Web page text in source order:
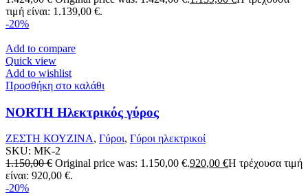
τιμή είναι: 1.139,00 €.
-20%
Add to compare
Quick view
Add to wishlist
Προσθήκη στο καλάθι
NORTH Ηλεκτρικός γύρος
ΖΕΣΤΗ ΚΟΥΖΙΝΑ, Γύροι, Γύροι ηλεκτρικοί
SKU: MK-2
1.150,00€ Original price was: 1.150,00 €.920,00 €Η τρέχουσα τιμή
είναι: 920,00 €.
-20%